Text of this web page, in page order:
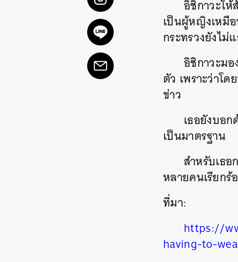
อิชิกาวะใ
เป็นผู้หญิงเหมื
กระทรวงยังไม่
อิชิกาวะม
ตัว เพราะว่าโ
ข่าว
เธอยังบอ
เป็นมาตรฐาน
สำหรับเธ
หลายคนเรียก
ที่มา:
https://
having-to-